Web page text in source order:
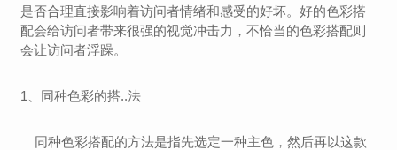
是否合理直接影响着访问者情绪和感受的好坏。好的色彩搭
配会给访问者带来很强的视觉冲击力，不恰当的色彩搭配则
会让访问者浮躁。
1、同种色彩的搭..法
同种色彩搭配的方法是指先选定一种主色，然后再以这款